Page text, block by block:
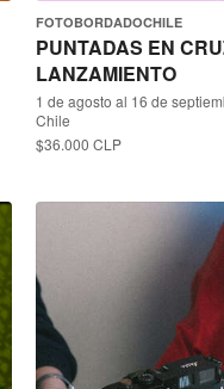
FOTOBORDADOCHILE
PUNTADAS EN
LANZAMIENTO
1 de agosto al 16 de
Chile
$36.000 CLP